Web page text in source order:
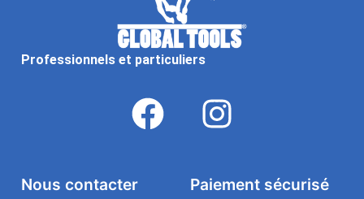
Professionnels et particuliers
Paiement sécurisé
Nous contacter